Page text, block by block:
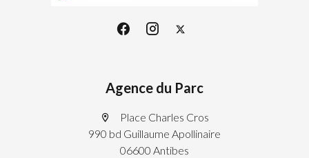
Agence du Parc
Place Charles Cros
990 bd Guillaume Apollinaire
06600 Antibes